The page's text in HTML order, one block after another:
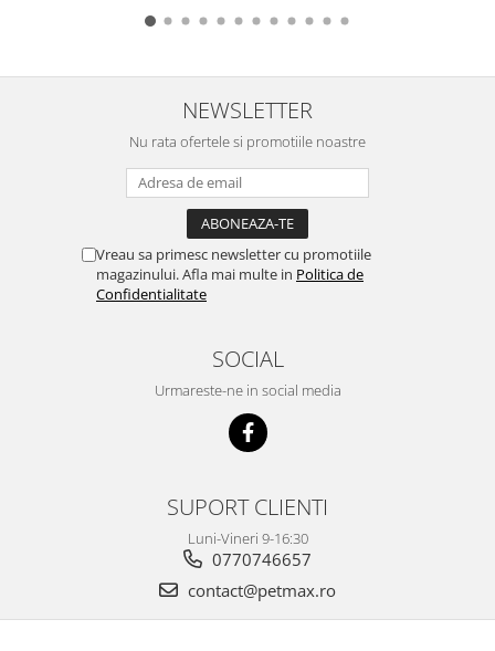
NEWSLETTER
Nu rata ofertele si promotiile noastre
Vreau sa primesc newsletter cu promotiile
magazinului. Afla mai multe in Politica de
Confidentialitate
SOCIAL
Urmareste-ne in social media
SUPORT CLIENTI
Luni-Vineri 9-16:30
0770746657
contact@petmax.ro